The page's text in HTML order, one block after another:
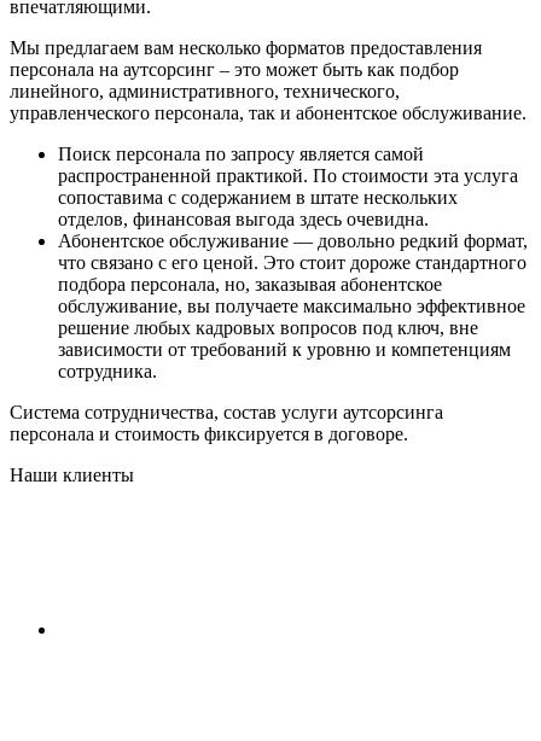
впечатляющими.
Мы предлагаем вам несколько форматов предоставления
персонала на аутсорсинг – это может быть как подбор
линейного, административного, технического,
управленческого персонала, так и абонентское обслуживание.
Поиск персонала по запросу является самой
распространенной практикой. По стоимости эта услуга
сопоставима с содержанием в штате нескольких
отделов, финансовая выгода здесь очевидна.
Абонентское обслуживание — довольно редкий формат,
что связано с его ценой. Это стоит дороже стандартного
подбора персонала, но, заказывая абонентское
обслуживание, вы получаете максимально эффективное
решение любых кадровых вопросов под ключ, вне
зависимости от требований к уровню и компетенциям
сотрудника.
Система сотрудничества, состав услуги аутсорсинга
персонала и стоимость фиксируется в договоре.
Наши клиенты